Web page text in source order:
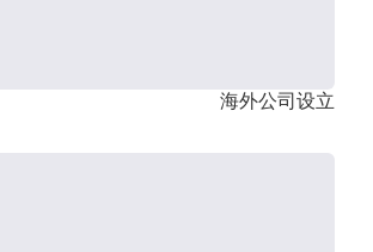
海外公司设立